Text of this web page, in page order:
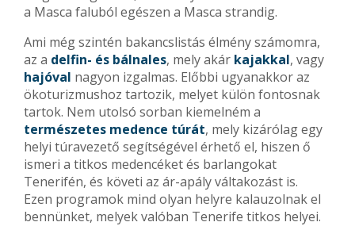
a Masca faluból egészen a Masca strandig.
Ami még szintén bakancslistás élmény számomra,
az a delfin- és bálnales, mely akár kajakkal, vagy
hajóval nagyon izgalmas. Előbbi ugyanakkor az
ökoturizmushoz tartozik, melyet külön fontosnak
tartok. Nem utolsó sorban kiemelném a
természetes medence túrát, mely kizárólag egy
helyi túravezető segítségével érhető el, hiszen ő
ismeri a titkos medencéket és barlangokat
Tenerifén, és követi az ár-apály váltakozást is.
Ezen programok mind olyan helyre kalauzolnak el
bennünket, melyek valóban Tenerife titkos helyei.